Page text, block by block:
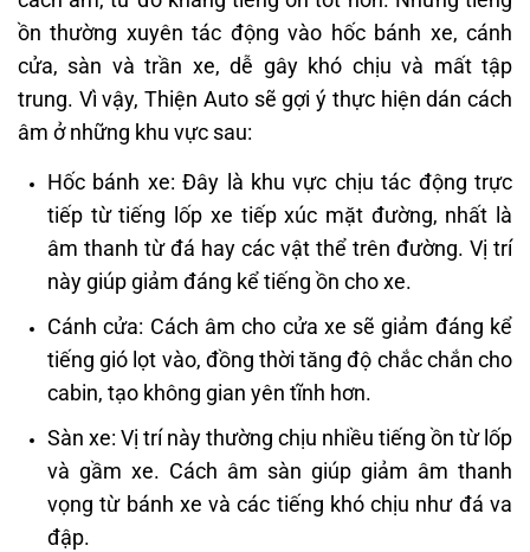
ồn thường xuyên tác động vào hốc bánh xe, cánh
cửa, sàn và trần xe, dễ gây khó chịu và mất tập
trung. Vì vậy, Thiện Auto sẽ gợi ý thực hiện dán cách
âm ở những khu vực sau:
Hốc bánh xe: Đây là khu vực chịu tác động trực
tiếp từ tiếng lốp xe tiếp xúc mặt đường, nhất là
âm thanh từ đá hay các vật thể trên đường. Vị trí
này giúp giảm đáng kể tiếng ồn cho xe.
Cánh cửa: Cách âm cho cửa xe sẽ giảm đáng kể
tiếng gió lọt vào, đồng thời tăng độ chắc chắn cho
cabin, tạo không gian yên tĩnh hơn.
Sàn xe: Vị trí này thường chịu nhiều tiếng ồn từ lốp
và gầm xe. Cách âm sàn giúp giảm âm thanh
vọng từ bánh xe và các tiếng khó chịu như đá va
đập.